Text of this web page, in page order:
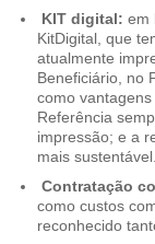
KIT digital: em
KitDigital, que
atualmente
Beneficiário, no
como
Referência
impressão; e a
mais sustentável.
Contratação
como custos
reconhecido